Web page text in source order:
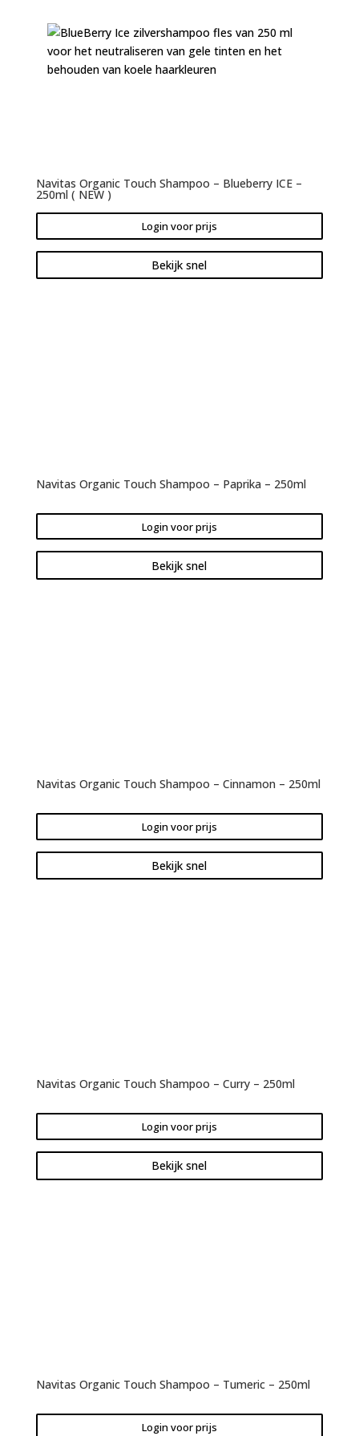
Navitas Organic Touch Shampoo – Blueberry ICE –
250ml ( NEW )
Login voor prijs
Bekijk snel
Navitas Organic Touch Shampoo – Paprika – 250ml
Login voor prijs
Bekijk snel
Navitas Organic Touch Shampoo – Cinnamon – 250ml
Login voor prijs
Bekijk snel
Navitas Organic Touch Shampoo – Curry – 250ml
Login voor prijs
Bekijk snel
Navitas Organic Touch Shampoo – Tumeric – 250ml
Login voor prijs